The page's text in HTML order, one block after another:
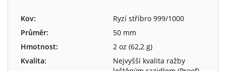
Kov:
Ryzí stříbro 999/1000
Průměr:
50 mm
Hmotnost:
2 oz (62,2 g)
Kvalita:
Nejvyšší kvalita ražby